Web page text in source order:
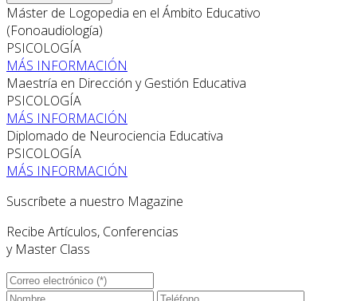
Máster de Logopedia en el Ámbito Educativo
(Fonoaudiología)
PSICOLOGÍA
MÁS INFORMACIÓN
Maestría en Dirección y Gestión Educativa
PSICOLOGÍA
MÁS INFORMACIÓN
Diplomado de Neurociencia Educativa
PSICOLOGÍA
MÁS INFORMACIÓN
Suscríbete a nuestro Magazine
Recibe Artículos, Conferencias
y Master Class